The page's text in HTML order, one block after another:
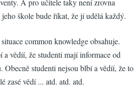
A pro učitele taky není zrovna
škole bude říkat, že jí udělá každý.
common knowledge obsahuje.
a vědíí, že studenti mají informace od
Obecně studenti nejsou blbí a vědíí, že to
zasé vědí ... atd. atd. atd.